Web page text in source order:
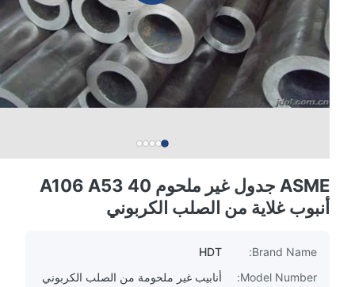
ASME جدول غير ملحوم 40 A106 A53
أنبوب غلاية من الصلب الكربوني
Brand Name:
Model Number:
أنابيب غير ملحومة من الصلب الكربوني